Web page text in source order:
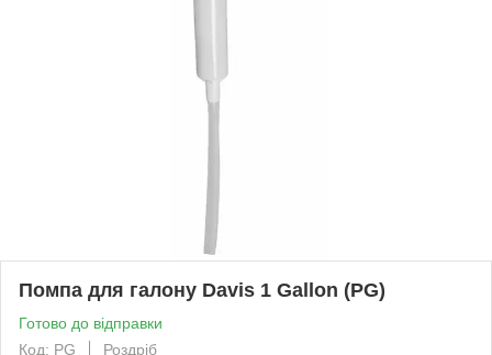
Помпа для галону Davis 1 Gallon (PG)
Готово до відправки
Код: PG
Роздріб